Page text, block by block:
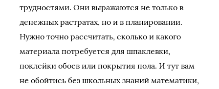
трудностями. Они выражаются не только в
денежных растратах, но и в планировании.
Нужно точно рассчитать, сколько и какого
материала потребуется для шпаклевки,
поклейки обоев или покрытия пола. И тут вам
не обойтись без школьных знаний математики,